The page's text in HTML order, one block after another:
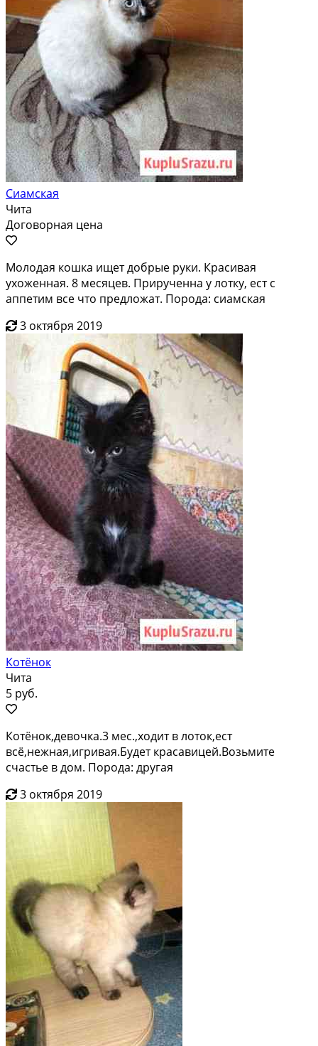
Сиамская
Чита
Договорная цена
Молодая кошка ищет добрые руки. Красивая
ухоженная. 8 месяцев. Прирученна у лотку, ест с
аппетим все что предложат. Порода: сиамская
3 октября 2019
Котёнок
Чита
5 руб.
Котёнок,девочка.3 мес.,ходит в лоток,ест
всё,нежная,игривая.Будет красавицей.Возьмите
счастье в дом. Порода: другая
3 октября 2019